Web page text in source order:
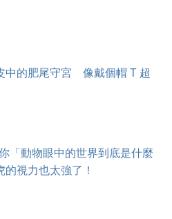
中的肥尾守宮 像戴個帽 T 超
「動物眼中的世界到底是什麼
視力也太強了！